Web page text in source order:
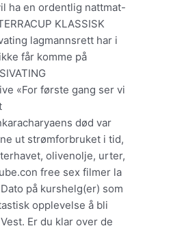
ha en ordentlig nattmat-
KLASSISK
lagmannsrett har i
får komme på
«For første gang ser vi
død var
ut strømforbruket i tid,
olivenolje, urter,
free sex filmer la
på kurshelg(er) som
opplevelse å bli
Er du klar over de